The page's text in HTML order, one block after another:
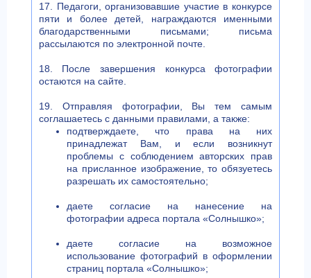
17. Педагоги, организовавшие участие в конкурсе
пяти и более детей, награждаются именными
благодарственными письмами; письма
рассылаются по электронной почте.
18. После завершения конкурса фотографии
остаются на сайте.
19. Отправляя фотографии, Вы тем самым
соглашаетесь с данными правилами, а также:
подтверждаете, что права на них
принадлежат Вам, и если возникнут
проблемы с соблюдением авторских прав
на присланное изображение, то обязуетесь
разрешать их самостоятельно;
даете согласие на нанесение на
фотографии адреса портала «Солнышко»;
даете согласие на возможное
использование фотографий в оформлении
страниц портала «Солнышко»;